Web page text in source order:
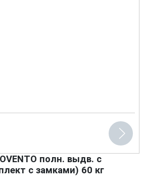
полн. выдв. с
с замками) 60 кг